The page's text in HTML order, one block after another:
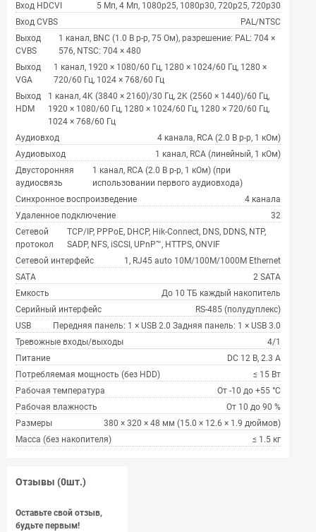
Вход HDCVI
5 Мп, 4 Мп, 1080p25, 1080p30, 720p25, 720p30
Вход CVBS
PAL/NTSC
Выход
CVBS
1 канал, BNC (1.0 В p-p, 75 Ом), разрешение: PAL: 704 ×
576, NTSC: 704 × 480
Выход
VGA
1 канал, 1920 × 1080/60 Гц, 1280 × 1024/60 Гц, 1280 ×
720/60 Гц, 1024 × 768/60 Гц
Выход
HDM
1 канал, 4K (3840 × 2160)/30 Гц, 2K (2560 × 1440)/60 Гц,
1920 × 1080/60 Гц, 1280 × 1024/60 Гц, 1280 × 720/60 Гц,
1024 × 768/60 Гц
Аудиовход
4 канала, RCA (2.0 В p-p, 1 кОм)
Аудиовыход
1 канал, RCA (линейный, 1 кОм)
Двусторонняя
аудиосвязь
1 канал, RCA (2.0 В p-p, 1 кОм) (при
использовании первого аудиовхода)
Синхронное воспроизведение
4 канала
Удаленное подключение
32
Сетевой
протокол
TCP/IP, PPPoE, DHCP, Hik-Connect, DNS, DDNS, NTP,
SADP, NFS, iSCSI, UPnP™, HTTPS, ONVIF
Сетевой интерфейс
1, RJ45 auto 10M/100M/1000M Ethernet
SATA
2 SATA
Емкость
До 10 ТБ каждый накопитель
Серийный интерфейс
RS-485 (полудуплекс)
USB
Передняя панель: 1 × USB 2.0 Задняя панель: 1 × USB 3.0
Тревожные входы/выходы
4/1
Питание
DC 12 В, 2.3 A
Потребляемая мощность (без HDD)
≤ 15 Вт
Рабочая температура
От -10 до +55 °C
Рабочая влажность
От 10 до 90 %
Размеры
380 × 320 × 48 мм (15.0 × 12.6 × 1.9 дюймов)
Масса (без накопителя)
≤ 1.5 кг
Отзывы (0шт.)
Оставьте свой отзыв,
будьте первым!